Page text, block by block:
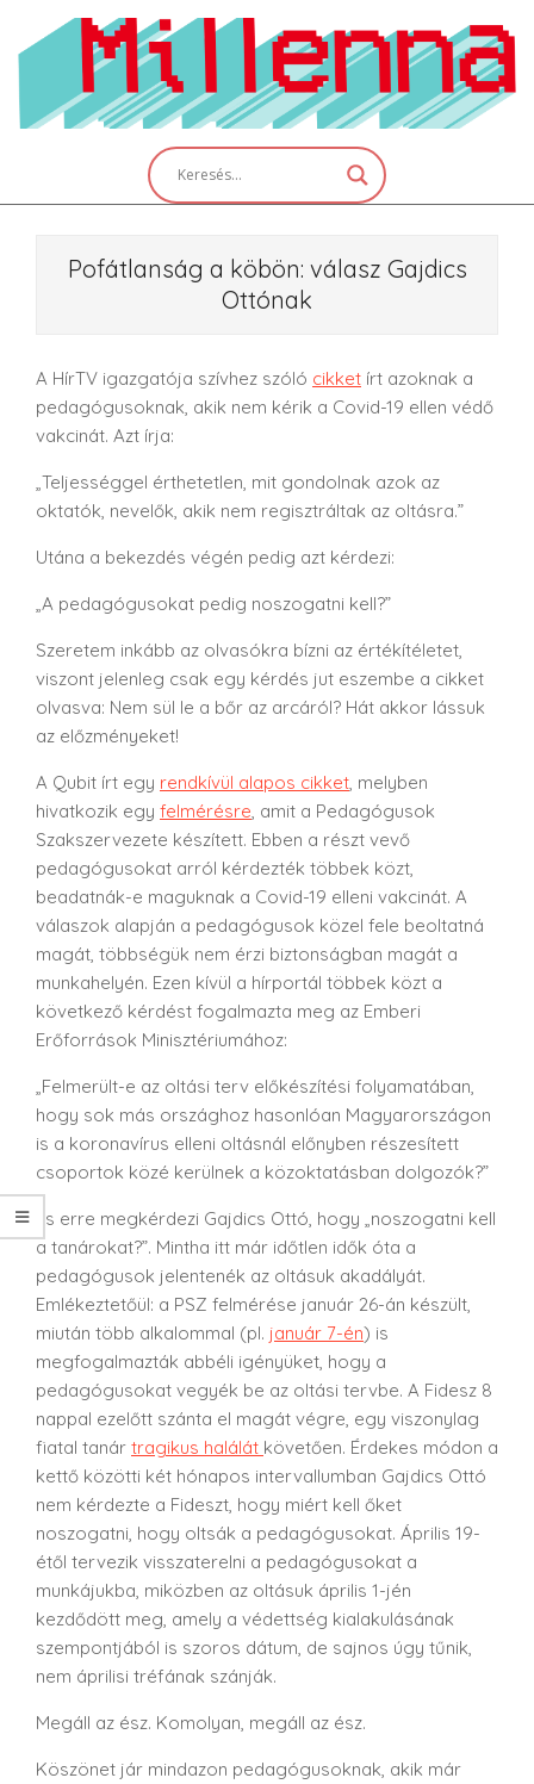
content
Pofátlanság a köbön: válasz Gajdics
Ottónak
A HírTV igazgatója szívhez szóló cikket írt azoknak a
pedagógusoknak, akik nem kérik a Covid-19 ellen védő
vakcinát. Azt írja:
„Teljességgel érthetetlen, mit gondolnak azok az
oktatók, nevelők, akik nem regisztráltak az oltásra.”
Utána a bekezdés végén pedig azt kérdezi:
„A pedagógusokat pedig noszogatni kell?”
Szeretem inkább az olvasókra bízni az értékítéletet,
viszont jelenleg csak egy kérdés jut eszembe a cikket
olvasva: Nem sül le a bőr az arcáról? Hát akkor lássuk
az előzményeket!
A Qubit írt egy rendkívül alapos cikket , melyben
hivatkozik egy felmérésre , amit a Pedagógusok
Szakszervezete készített. Ebben a részt vevő
pedagógusokat arról kérdezték többek közt,
beadatnák-e maguknak a Covid-19 elleni vakcinát. A
válaszok alapján a pedagógusok közel fele beoltatná
magát, többségük nem érzi biztonságban magát a
munkahelyén. Ezen kívül a hírportál többek közt a
következő kérdést fogalmazta meg az Emberi
Erőforrások Minisztériumához:
„Felmerült-e az oltási terv előkészítési folyamatában,
hogy sok más országhoz hasonlóan Magyarországon
is a koronavírus elleni oltásnál előnyben részesített
csoportok közé kerülnek a közoktatásban dolgozók?”
És erre megkérdezi Gajdics Ottó, hogy „noszogatni kell
a tanárokat?”. Mintha itt már időtlen idők óta a
pedagógusok jelentenék az oltásuk akadályát.
Emlékeztetőül: a PSZ felmérése január 26-án készült,
miután több alkalommal (pl. január 7-én) is
megfogalmazták abbéli igényüket, hogy a
pedagógusokat vegyék be az oltási tervbe. A Fidesz 8
nappal ezelőtt szánta el magát végre, egy viszonylag
fiatal tanár tragikus halálát követően. Érdekes módon a
kettő közötti két hónapos intervallumban Gajdics Ottó
nem kérdezte a Fideszt, hogy miért kell őket
noszogatni, hogy oltsák a pedagógusokat. Április 19-
étől tervezik visszaterelni a pedagógusokat a
munkájukba, miközben az oltásuk április 1-jén
kezdődött meg, amely a védettség kialakulásának
szempontjából is szoros dátum, de sajnos úgy tűnik,
nem áprilisi tréfának szánják.
Megáll az ész. Komolyan, megáll az ész.
Köszönet jár mindazon pedagógusoknak, akik már